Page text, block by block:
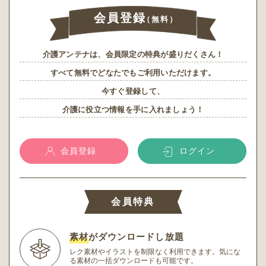
会員登録（無料）
介護アンテナは、会員限定の特典が盛りだくさん！
すべて無料でどなたでもご利用いただけます。
今すぐ登録して、
介護に役立つ情報を手に入れましょう！
会員登録 ログイン
会員特典
素材がダウンロードし放題
レク素材やイラストを制限なく利用できます。 気にな
る素材の一括ダウンロードも可能です。